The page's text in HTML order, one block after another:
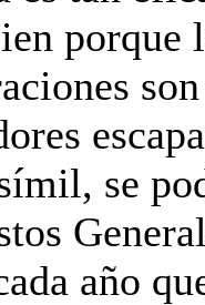
porque
se
año